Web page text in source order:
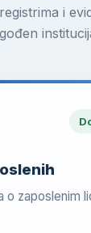
i
o zaposlenim